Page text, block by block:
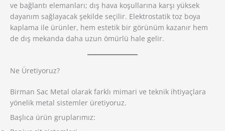
ve bağlantı elemanları; dış hava koşullarına karşı yüksek
dayanım sağlayacak şekilde seçilir. Elektrostatik toz boya
kaplama ile ürünler, hem estetik bir görünüm kazanır hem
de dış mekanda daha uzun ömürlü hale gelir.
Ne Üretiyoruz?
Birman Sac Metal olarak farklı mimari ve teknik ihtiyaçlara
yönelik metal sistemler üretiyoruz.
Başlıca ürün gruplarımız: